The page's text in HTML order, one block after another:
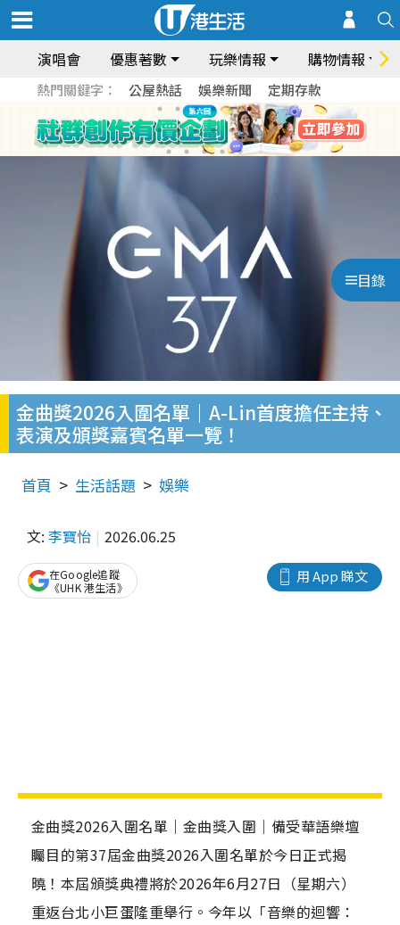
演唱會 優惠著數 玩樂情報 購物情報
熱門關鍵字： 公屋熱話 娛樂新聞 定期存款
目錄
金曲獎2026入圍名單｜A-Lin首度擔任主持、
表演及頒獎嘉賓名單一覽！
首頁 生活話題 娛樂
文: 李寶怡 2026.06.25
用 App 睇文
在Google追蹤
《UHK 港生活》
金曲獎2026入圍名單｜金曲獎入圍｜備受華語樂壇
矚目的第37屆金曲獎2026入圍名單於今日正式揭
曉！本屆頒獎典禮將於2026年6月27日（星期六）
重返台北小巨蛋隆重舉行。今年以「音樂的迴響：